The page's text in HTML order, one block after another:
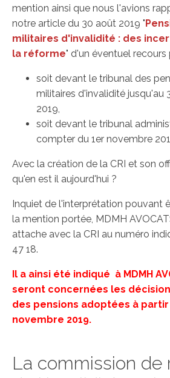
mention ainsi que nous l'avions
notre article du 30 août 2019 "
militaires d'invalidité : des
la réforme" d'un éventuel recours
soit devant le tribunal des
militaires d'invalidité jusqu'au
2019,
soit devant le tribunal
compter du 1er novembre
Avec la création de la CRI et son
qu'en est il aujourd'hui ?
Inquiet de l'interprétation pouvant
la mention portée, MDMH
attache avec la CRI au numéro
47 18.
Il a ainsi été indiqué à MDMH
seront concernées les
des pensions adoptées à partir
novembre 2019.
La commission de